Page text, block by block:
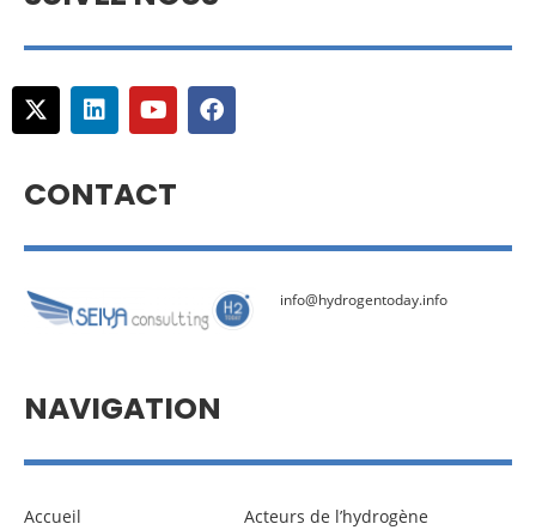
CONTACT
info@hydrogentoday.info
NAVIGATION
Accueil Acteurs de l’hydrogène